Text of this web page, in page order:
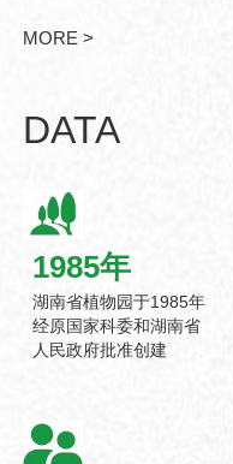
物资源储备基地。湖南省..
MORE >
DATA
1985年
湖南省植物园于1985年
经原国家科委和湖南省
人民政府批准创建